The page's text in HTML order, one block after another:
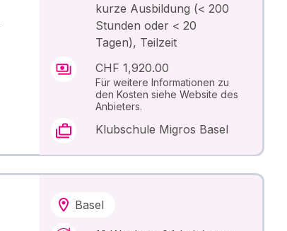
kurze Ausbildung (< 200
Stunden oder < 20
Tagen), Teilzeit
CHF 1,920.00
Für weitere Informationen zu
den Kosten siehe Website des
Anbieters.
Klubschule Migros Basel
Basel